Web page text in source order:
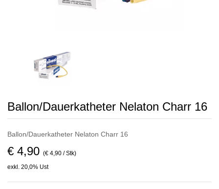
Ballon/Dauerkatheter Nelaton Charr 16
Ballon/Dauerkatheter Nelaton Charr 16
€ 4,90 (€ 4,90 / Stk)
exkl. 20,0% Ust